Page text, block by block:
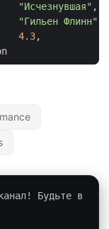
"Исчезнувшая" ,
"Гильен Флинн"
4.3,
Будьте в